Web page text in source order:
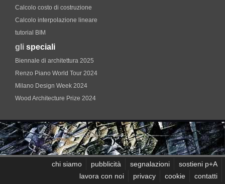
Calcolo costo di costruzione
Calcolo interpolazione lineare
tutorial BIM
gli speciali
Biennale di architettura 2025
Renzo Piano World Tour 2024
Milano Design Week 2024
Wood Architecture Prize 2024
chi siamo pubblicità segnalazioni
sostieni p+A
lavora con noi
privacy cookie contatti